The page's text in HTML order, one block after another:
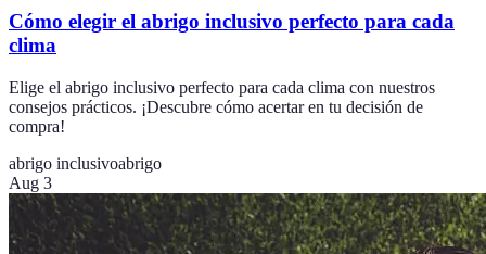
Cómo elegir el abrigo inclusivo perfecto para cada
clima
Elige el abrigo inclusivo perfecto para cada clima con nuestros
consejos prácticos. ¡Descubre cómo acertar en tu decisión de
compra!
abrigo inclusivoabrigo
Aug 3